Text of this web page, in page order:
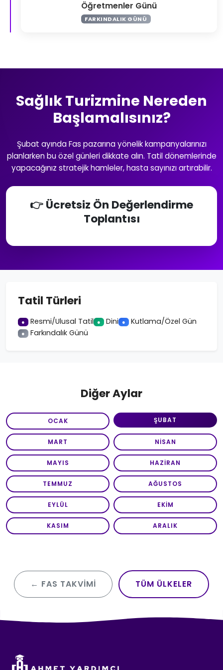
Öğretmenler Günü
FARKINDALIK GÜNÜ
Sağlık Turizmine Nereden
Başlamalısınız?
Şubat ayında Fas pazarına yönelik kampanyalarınızı
planlarken bu özel günleri dikkate alın. Tatil dönemlerinde
yapacağınız stratejik hamleler, hasta sayınızı artırabilir.
👉 Ücretsiz Ön Değerlendirme
Toplantısı
Tatil Türleri
● Resmi/Ulusal Tatil ● Dini ● Kutlama/Özel Gün
● Farkındalık Günü
Diğer Aylar
OCAK ŞUBAT
MART NISAN
MAYIS HAZIRAN
TEMMUZ AĞUSTOS
EYLÜL EKIM
KASIM ARALIK
← FAS TAKVIMI TÜM ÜLKELER